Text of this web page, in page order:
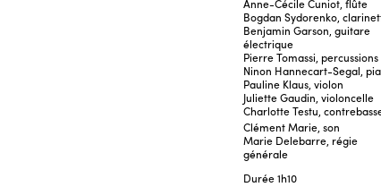
Anne-Cécile Cuniot, flûte
Bogdan Sydorenko,
Benjamin Garson, guitare
électrique
Pierre Tomassi, percussions
Ninon Hannecart-Segal,
Pauline Klaus, violon
Juliette Gaudin, violoncelle
Charlotte Testu,
Clément Marie, son
Marie Delebarre, régie
générale
Durée1h10